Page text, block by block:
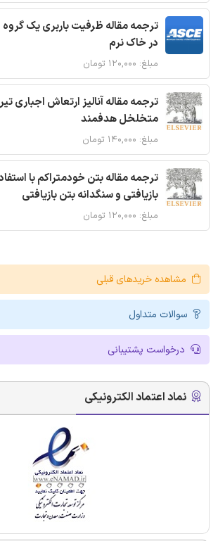
ترجمه مقاله ظرفیت باربری یک
در خاک نرم
مبلغ: ۱۲۰,۰۰۰ تومان
ترجمه مقاله آنالیز ارتعاش اجباری
متخلخل هدفمند
مبلغ: ۱۴۰,۰۰۰ تومان
ترجمه مقاله بتن خودمتراکم با
بازیافتی و سنگدانه بتن بازیافتی
مبلغ: ۱۲۰,۰۰۰ تومان
مشاهده خریدهای قبلی
سوالات متداول
درخواست پشتیبانی
نماد اعتماد الکترونیکی